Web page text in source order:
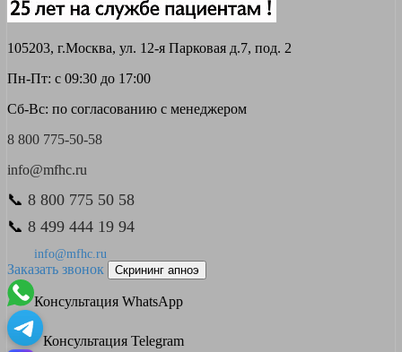
105203, г.Москва, ул. 12-я Парковая д.7, под. 2
Пн-Пт: с 09:30 до 17:00
Сб-Вс: по согласованию с менеджером
8 800 775-50-58
info@mfhc.ru
📞 8 800 775 50 58
📞 8 499 444 19 94
info@mfhc.ru
Заказать звонок Скрининг апноэ
Консультация WhatsApp
Консультация Telegram